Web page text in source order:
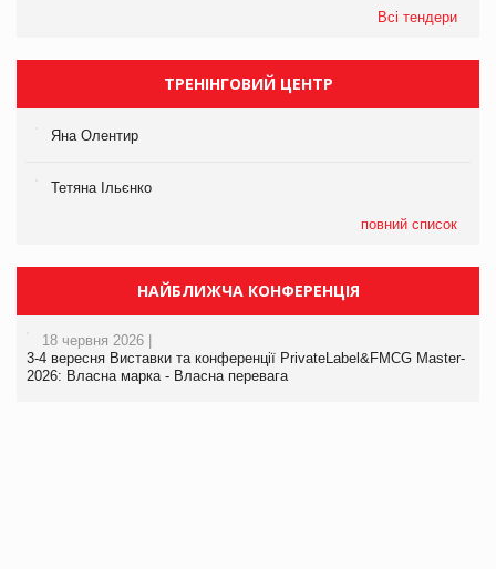
Всі тендери
ТРЕНІНГОВИЙ ЦЕНТР
Яна Олентир
Тетяна Ільєнко
повний список
НАЙБЛИЖЧА КОНФЕРЕНЦІЯ
18 червня 2026 |
3-4 вересня Виставки та конференції PrivateLabel&FMCG Master-
2026: Власна марка - Власна перевага